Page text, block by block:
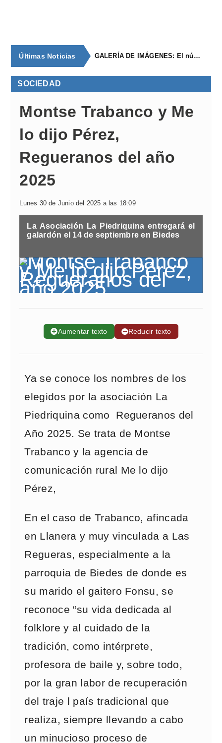
Últimas Noticias GALERÍA DE IMÁGENES: El núcleo de población de época romana con continuidad
SOCIEDAD
Montse Trabanco y Me
lo dijo Pérez,
Regueranos del año
2025
Lunes 30 de Junio del 2025 a las 18:09
La Asociación La Piedriquina entregará el
galardón el 14 de septiembre en Biedes
➕Aumentar texto ➖Reducir texto
Ya se conoce los nombres de los
elegidos por la asociación La
Piedriquina como Regueranos del
Año 2025. Se trata de Montse
Trabanco y la agencia de
comunicación rural Me lo dijo
Pérez,
En el caso de Trabanco, afincada
en Llanera y muy vinculada a Las
Regueras, especialmente a la
parroquia de Biedes de donde es
su marido el gaitero Fonsu, se
reconoce “su vida dedicada al
folklore y al cuidado de la
tradición, como intérprete,
profesora de baile y, sobre todo,
por la gran labor de recuperación
del traje l país tradicional que
realiza, siempre llevando a cabo
un minucioso proceso de